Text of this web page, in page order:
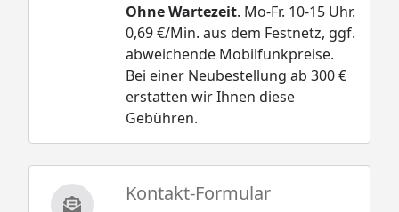
Ohne Wartezeit. Mo-Fr. 10-15 Uhr.
0,69 €/Min. aus dem Festnetz, ggf.
abweichende Mobilfunkpreise.
Bei einer Neubestellung ab 300 €
erstatten wir Ihnen diese
Gebühren.
Kontakt-Formular